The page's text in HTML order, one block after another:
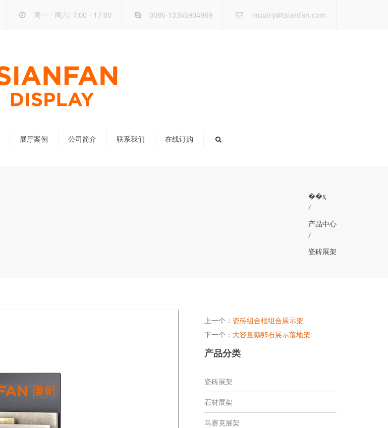
周一 - 周六: 7:00 - 17:00 0086-13365904989 inquiry@tsianfan.com
展厅案例 公司简介 联系我们 在线订购
��ҳ
/
产品中心
/
瓷砖展架
上一个： 瓷砖组合框组合展示架
下一个： 大容量鹅卵石展示落地架
产品分类
瓷砖展架
石材展架
马赛克展架